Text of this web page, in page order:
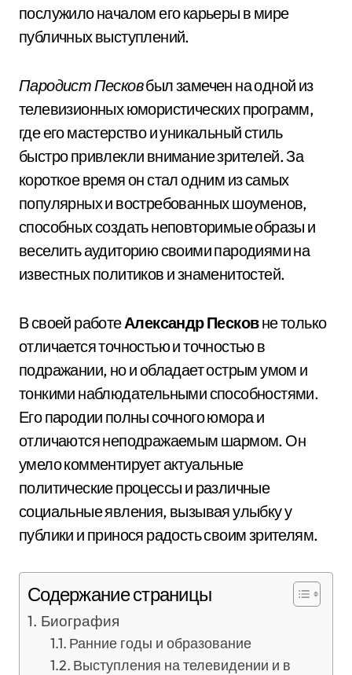
послужило началом его карьеры в мире
публичных выступлений.
Пародист Песковбыл замечен на одной из
телевизионных юмористических программ,
где его мастерство и уникальный стиль
быстро привлекли внимание зрителей. За
короткое время он стал одним из самых
популярных и востребованных шоуменов,
способных создать неповторимые образы и
веселить аудиторию своими пародиями на
известных политиков и знаменитостей.
В своей работеАлександр Песковне только
отличается точностью и точностью в
подражании, но и обладает острым умом и
тонкими наблюдательными способностями.
Его пародии полны сочного юмора и
отличаются неподражаемым шармом. Он
умело комментирует актуальные
политические процессы и различные
социальные явления, вызывая улыбку у
публики и принося радость своим зрителям.
Содержание страницы
Биография
Ранние годы и образование
Выступления на телевидении и в